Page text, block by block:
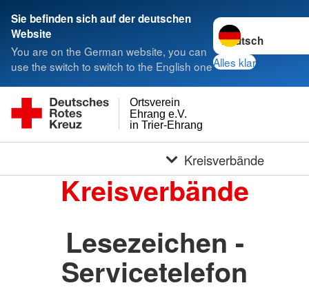
Sie befinden sich auf der deutschen
Website
You are on the German website, you can
use the switch to switch to the English one
Sprache wechseln
Alles klar
in Trier-Ehrang
Ehrang e.V.
Ortsverein
Kreisverbände
Kreisverbände
Lesezeichen -
Servicetelefon